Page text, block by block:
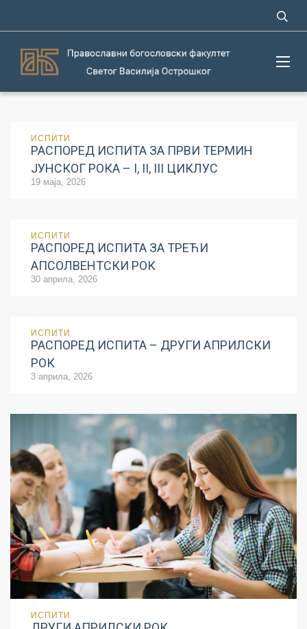
ИСПИТИ
РАСПОРЕД ИСПИТА ЗА ПРВИ ТЕРМИН
ЈУНСКОГ РОКА – I, II, III ЦИКЛУС
19 маја, 2026
ИСПИТИ
РАСПОРЕД ИСПИТА ЗА ТРЕЋИ
АПСОЛВЕНТСКИ РОК
30 априла, 2026
ИСПИТИ
РАСПОРЕД ИСПИТА – ДРУГИ АПРИЛСКИ
РОК
3 априла, 2026
ИСПИТИ